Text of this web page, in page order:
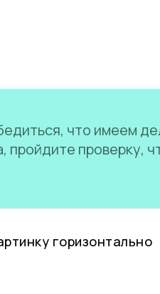
что имеем
пройдите проверку,
горизонтально